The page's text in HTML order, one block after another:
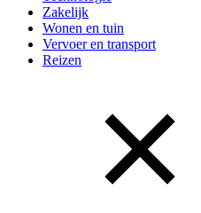
Zakelijk
Wonen en tuin
Vervoer en transport
Reizen